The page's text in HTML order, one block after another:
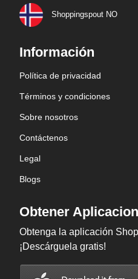
Shoppingspout NO
Información
Política de privacidad
Términos y condiciones
Sobre nosotros
Contáctenos
Legal
Blogs
Obtener
Obtenga la aplicación
¡Descárguela gratis!